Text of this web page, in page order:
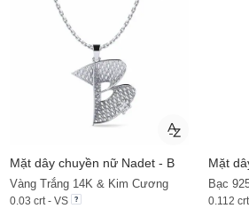
Mặt dây chuyền nữ Nadet - B
Vàng Trắng 14K & Kim Cương
0.03 crt - VS
Mặt
Bạc
0.112